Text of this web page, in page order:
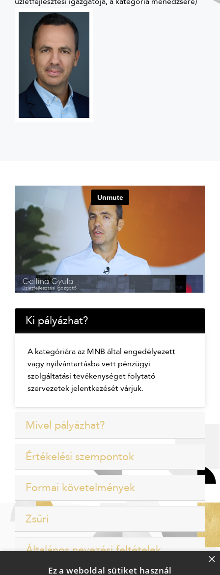
Ki pályázhat?
A kategóriára az MNB által engedélyezett
vagy nyilvántartásba vett pénzügyi
szolgáltatási tevékenységet folytató
szervezetek jelentkezését várjuk.
Mivel pályázhat?
Értékelési szempontok
Formai követelmények
Zsűri
Általános nevezési feltételek
×
Ez a weboldal sütiket használ